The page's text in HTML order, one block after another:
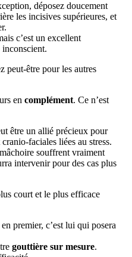
déposez doucement
les incisives supérieures, et
c’est un excellent
inconscient.
peut-être pour les autres
en complément. Ce n’est
être un allié précieux pour
cranio-faciales liées au stress.
souffrent vraiment
intervenir pour des cas plus
court et le plus efficace
en premier, c’est lui qui posera
gouttière sur mesure.